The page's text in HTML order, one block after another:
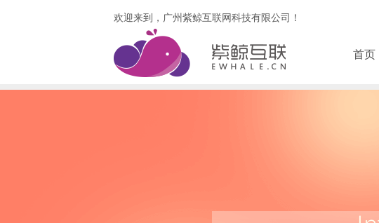
欢迎来到，广州紫鲸互联网科技有限公司！
首页